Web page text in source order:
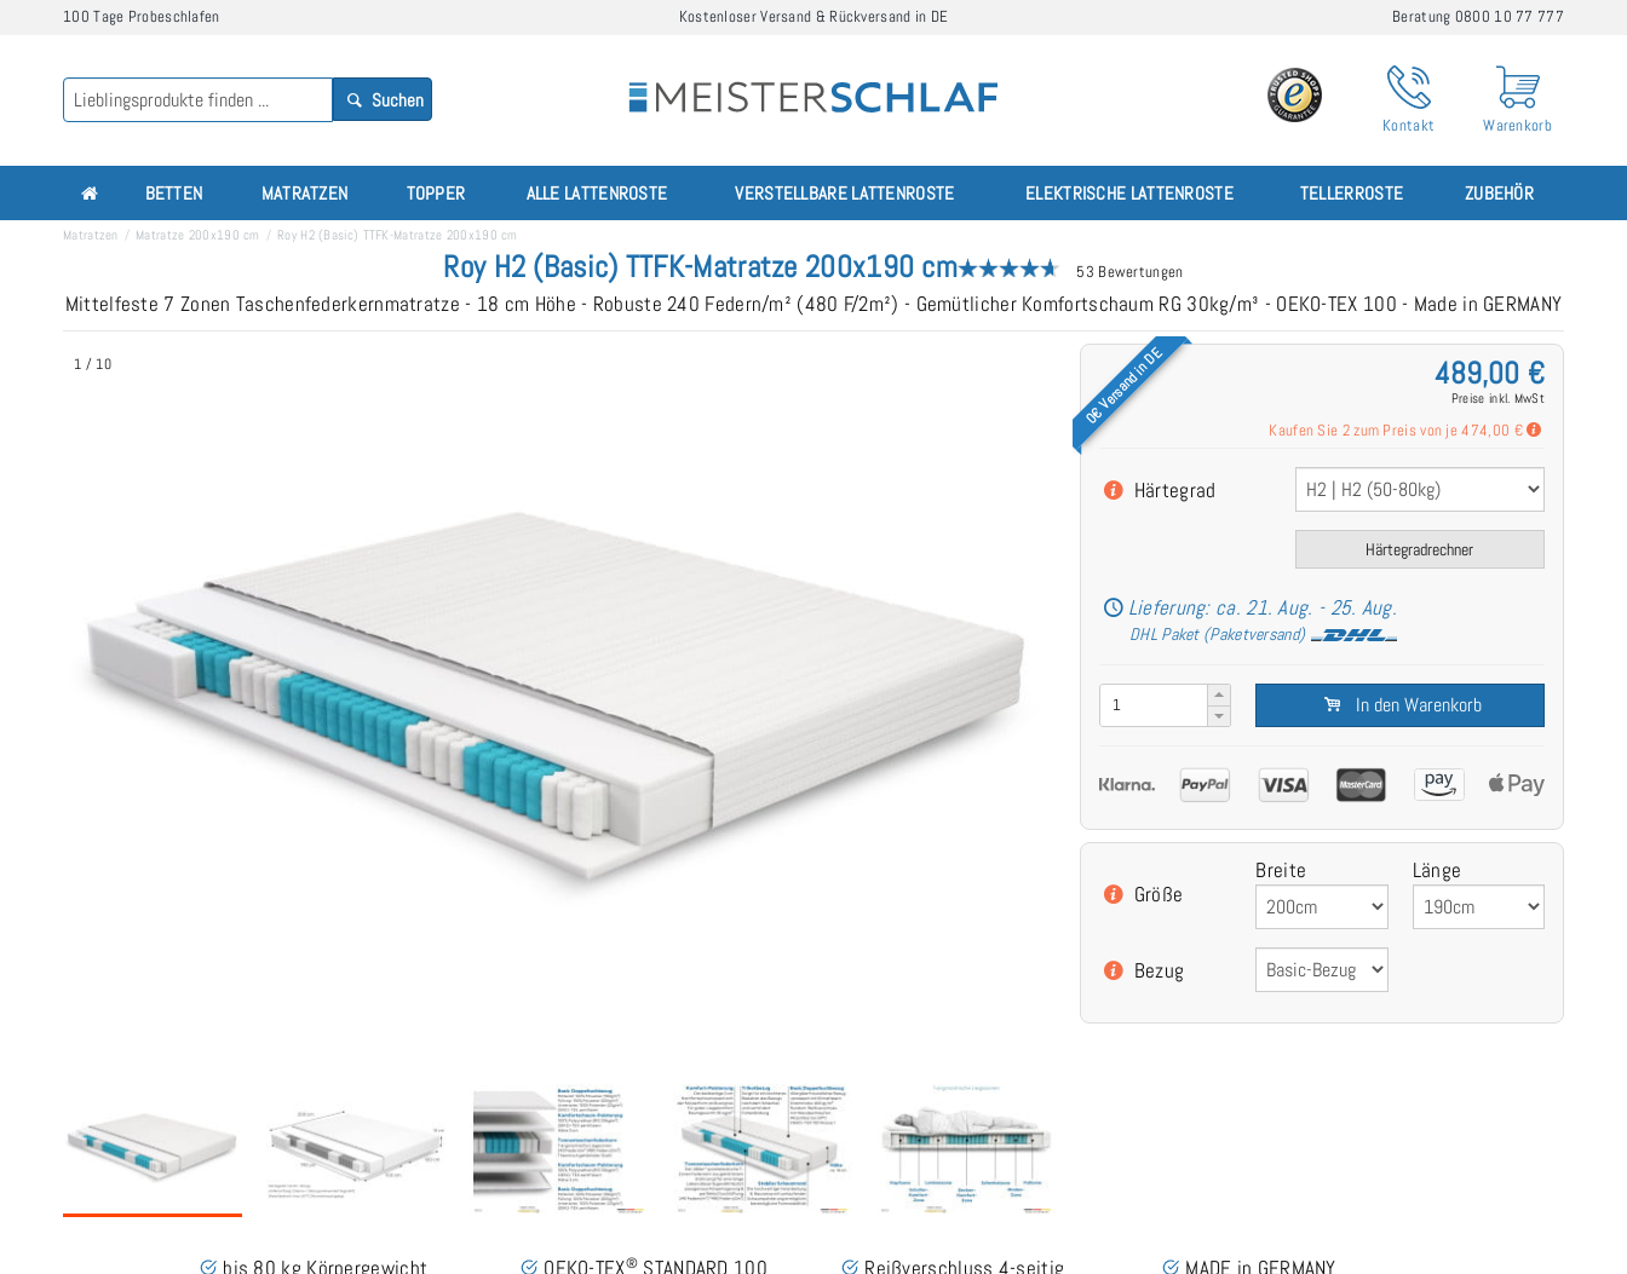
100 Tage Probeschlafen Kostenloser Versand & Rückversand in DE Beratung 0800 10 77 777
Suchen
Kontakt Warenkorb
BETTEN MATRATZEN TOPPER ALLE LATTENROSTE VERSTELLBARE LATTENROSTE ELEKTRISCHE LATTENROSTE TELLERROSTE ZUBEHÖR
Matratzen Matratze 200x190 cm Roy H2 (Basic) TTFK-Matratze 200x190 cm
Roy H2 (Basic) TTFK-Matratze 200x190 cm 53 Bewertungen
Mittelfeste 7 Zonen Taschenfederkernmatratze - 18 cm Höhe - Robuste 240 Federn/m² (480 F/2m²) - Gemütlicher Komfortschaum RG 30kg/m³ - OEKO-TEX 100 - Made in GERMANY
1 / 10 0€ Versand in DE 489,00 €
Preise inkl. MwSt
Kaufen Sie 2 zum Preis von je474,00 €
Härtegrad
Härtegradrechner
Lieferung: ca. 21. Aug. - 25. Aug.
DHL Paket (Paketversand)
In den Warenkorb
Größe
Breite Länge
Bezug
bis 80 kg Körpergewicht
OEKO-TEX® STANDARD 100
Reißverschluss 4-seitig
MADE in GERMANY